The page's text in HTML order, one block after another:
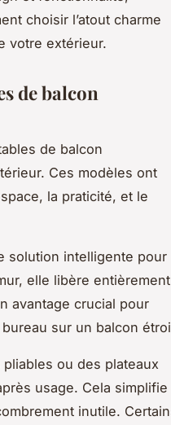
choisir l’atout charme
votre extérieur.
de balcon
de balcon
Ces modèles ont
la praticité, et le
solution intelligente pour
elle libère entièrement
avantage crucial pour
sur un balcon
ou des plateaux
usage. Cela simplifie
inutile.